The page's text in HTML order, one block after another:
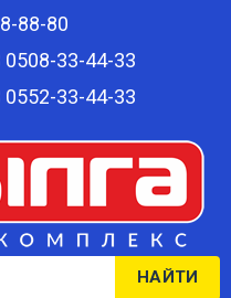
88-80‬
0508-33-44-33
0552-33-44-33
НАЙТИ